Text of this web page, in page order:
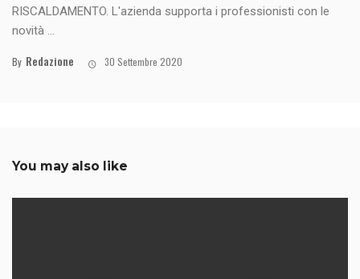
RISCALDAMENTO. L'azienda supporta i professionisti con le
novità ...
By Redazione 30 Settembre 2020
You may also like